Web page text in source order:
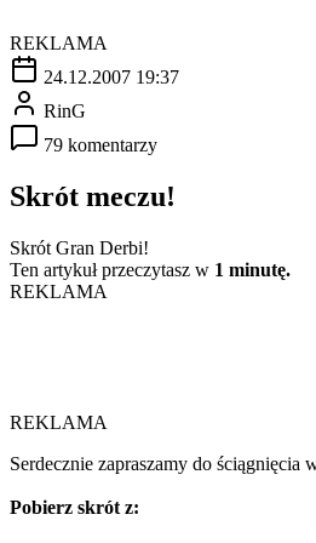
REKLAMA
24.12.2007 19:37
RinG
79 komentarzy
Skrót meczu!
Skrót Gran Derbi!
Ten artykuł przeczytasz w 1 minutę.
REKLAMA
REKLAMA
Serdecznie zapraszamy do
Pobierz skrót z: